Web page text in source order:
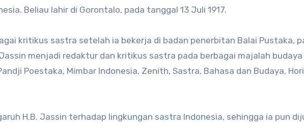
Beliau lahir di Gorontalo, pada tanggal 13 Juli 1917.
kritikus sastra setelah ia bekerja di badan penerbitan Balai Pustaka,
menjadi redaktur dan kritikus sastra pada berbagai majalah
Poestaka, Mimbar Indonesia, Zenith, Sastra, Bahasa dan Budaya,
H.B. Jassin terhadap lingkungan sastra Indonesia, sehingga ia pun